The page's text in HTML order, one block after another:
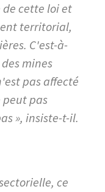
cette loi et
territorial,
C'est-à-
mines
pas affecté
peut pas
», insiste-t-il.
ce